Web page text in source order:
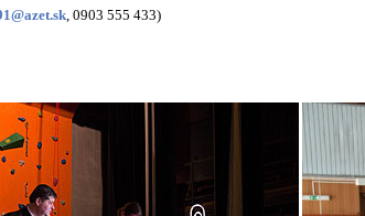
, 0903 555 433)